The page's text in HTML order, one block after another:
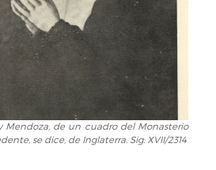
Mendoza, de un cuadro del Monasterio
se dice, de Inglaterra. Sig: XVII/2314